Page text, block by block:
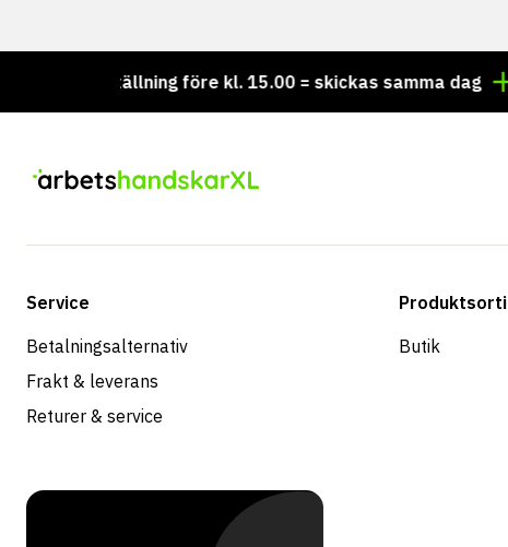
Beställning före kl. 15.00 = skickas samma dag Vill
Service
Betalningsalternativ
Frakt & leverans
Returer & service
Butik